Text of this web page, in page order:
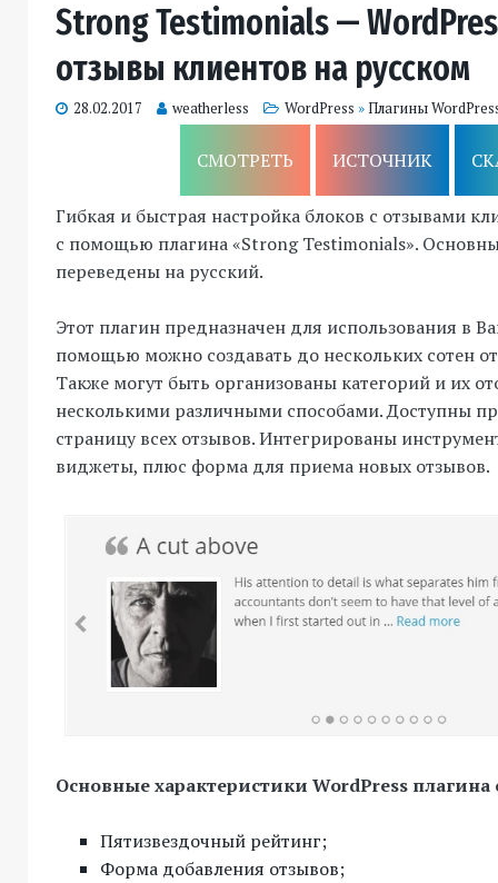
Strong Testimonials —
отзывы клиентов на русском
28.02.2017 weatherless WordPress »Плагины
СМОТРЕТЬ ИСТОЧНИК
Гибкая и быстрая настройка блоков с отзывами
с помощью плагина «Strong Testimonials».
переведены на русский.
Этот плагин предназначен для использования в
помощью можно создавать до нескольких сотен
Также могут быть организованы категорий и их
несколькими различными способами. Доступны
страницу всех отзывов. Интегрированы
виджеты, плюс форма для приема новых отзывов.
Основные характеристики WordPress
Пятизвездочный рейтинг;
Форма добавления отзывов;